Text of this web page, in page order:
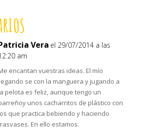
Vera el 29/07/2014 a las
am
encantan vuestras ideas. El mío
se con la manguera y jugando a
pelota es feliz, aunque tengo un
unos cacharritos de plástico con
que practica bebiendo y haciendo
En ello estamos.